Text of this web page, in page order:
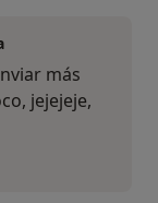
más
jejejeje,